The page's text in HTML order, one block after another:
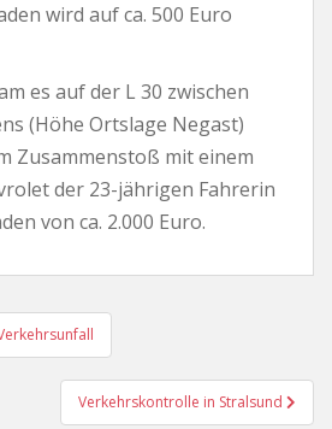
wird auf ca. 500 Euro
es auf der L 30 zwischen
(Höhe Ortslage Negast)
Zusammenstoß mit einem
der 23-jährigen Fahrerin
von ca. 2.000 Euro.
Verkehrskontrolle in Stralsund